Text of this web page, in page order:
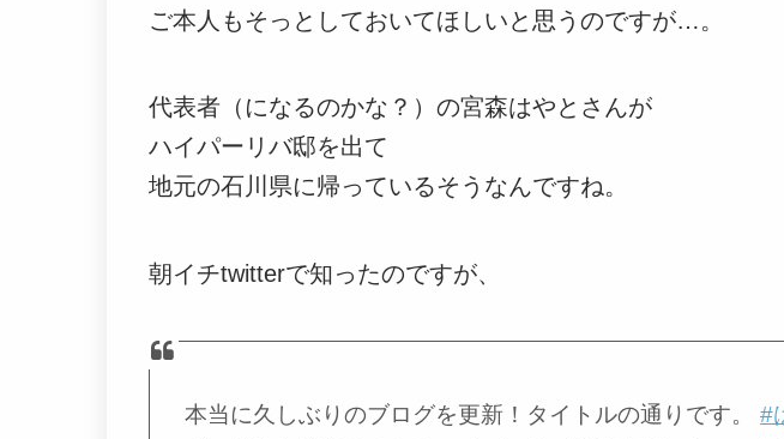
ご本人もそっとしておいてほしいと思うのですが…。
代表者（になるのかな？）の宮森はやとさんが
ハイパーリバ邸を出て
地元の石川県に帰っているそうなんですね。
朝イチtwitterで知ったのですが、
本当に久しぶりのブログを更新！タイトルの通りです。#